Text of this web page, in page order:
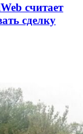
считает
сделку